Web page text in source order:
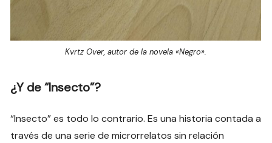
Kvrtz Over, autor de la novela «Negro».
¿Y de “Insecto”?
“Insecto” es todo lo contrario. Es una historia contada a
través de una serie de microrrelatos sin relación